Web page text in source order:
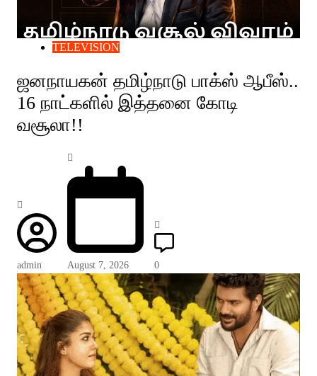
TELEVISION
ஜனநாயகன் தமிழ்நாடு பாக்ஸ் ஆபீஸ்..
16 நாட்களில் இத்தனை கோடி
வசூலா!!
admin August 7, 2026 0